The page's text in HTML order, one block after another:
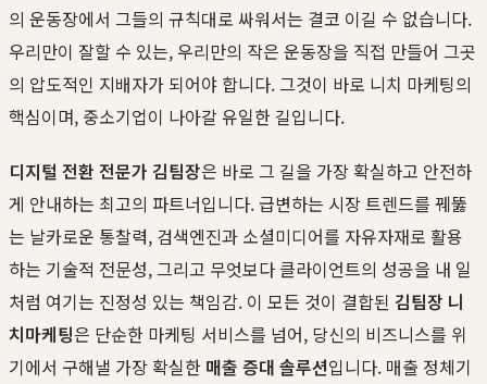
의 운동장에서 그들의 규칙대로 싸워서는 결코 이길 수 없습니다.
우리만이 잘할 수 있는, 우리만의 작은 운동장을 직접 만들어 그곳
의 압도적인 지배자가 되어야 합니다. 그것이 바로 니치 마케팅의
핵심이며, 중소기업이 나아갈 유일한 길입니다.
디지털 전환 전문가 김팀장은 바로 그 길을 가장 확실하고 안전하
게 안내하는 최고의 파트너입니다. 급변하는 시장 트렌드를 꿰뚫
는 날카로운 통찰력, 검색엔진과 소셜미디어를 자유자재로 활용
하는 기술적 전문성, 그리고 무엇보다 클라이언트의 성공을 내 일
처럼 여기는 진정성 있는 책임감. 이 모든 것이 결합된 김팀장 니
치마케팅은 단순한 마케팅 서비스를 넘어, 당신의 비즈니스를 위
기에서 구해낼 가장 확실한 매출 증대 솔루션입니다. 매출 정체기